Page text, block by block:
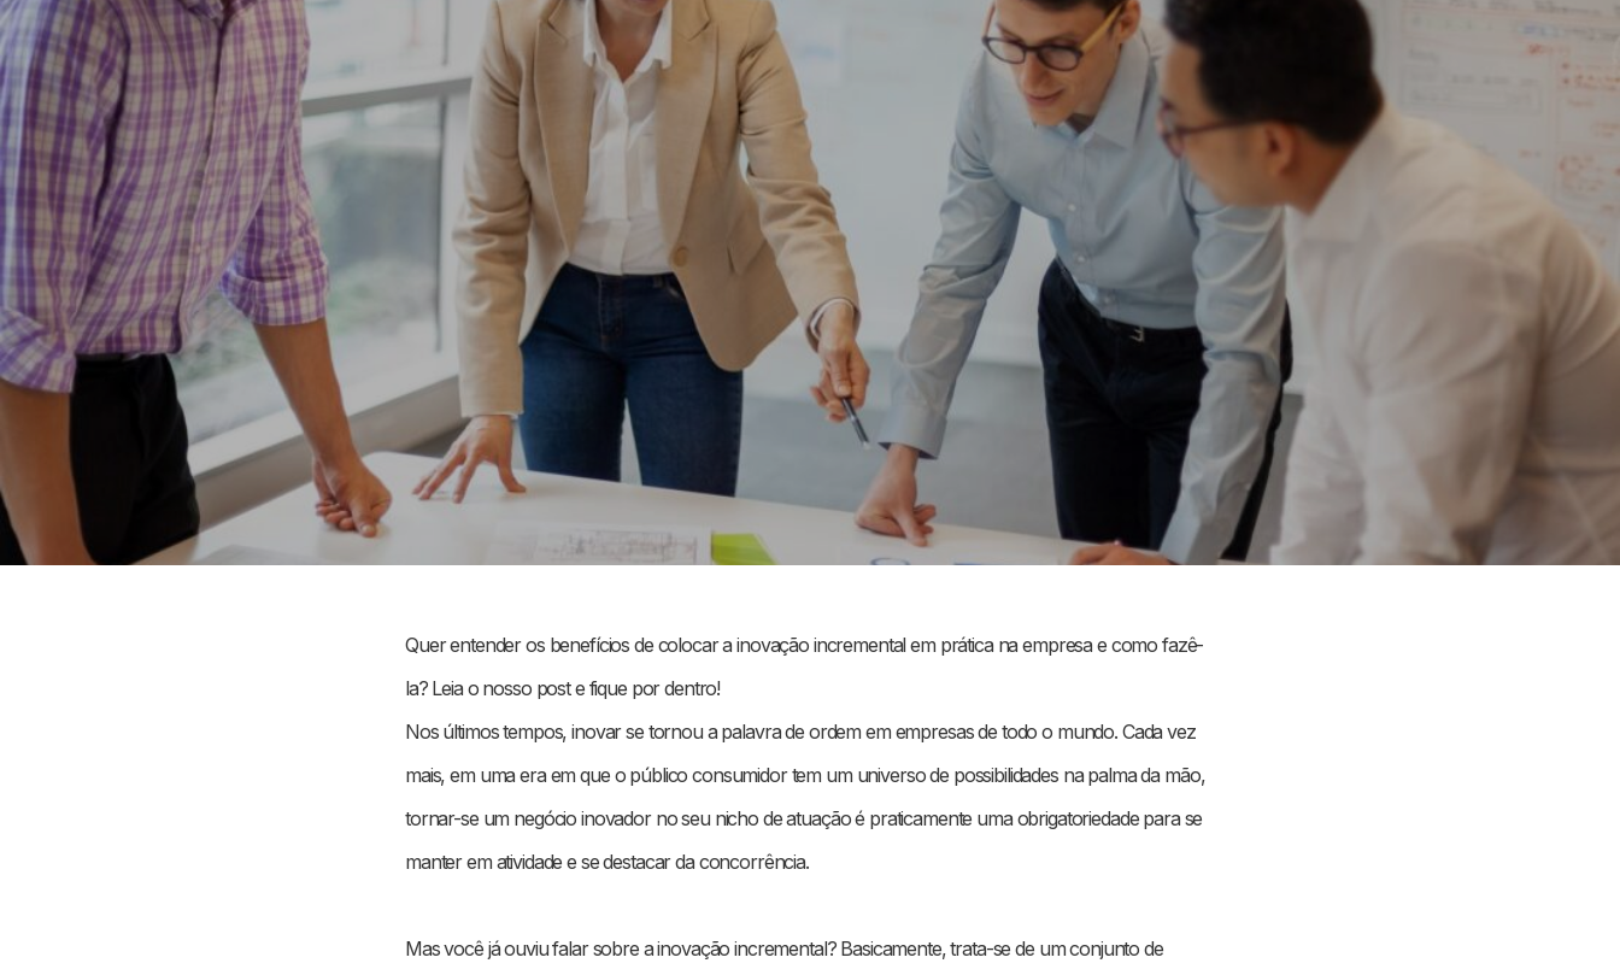
Quer entender os benefícios de colocar a inovação incremental em prática na empresa e como fazê-
la? Leia o nosso post e fique por dentro!
Nos últimos tempos, inovar se tornou a palavra de ordem em empresas de todo o mundo. Cada vez
mais, em uma era em que o público consumidor tem um universo de possibilidades na palma da mão,
tornar-se um negócio inovador no seu nicho de atuação é praticamente uma obrigatoriedade para se
manter em atividade e se destacar da concorrência.
Mas você já ouviu falar sobre a inovação incremental? Basicamente, trata-se de um conjunto de